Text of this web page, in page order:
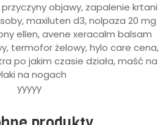
objawy, zapalenie krtani
maxiluten d3, nolpaza 20 mg
ellen, avene xeracalm balsam
termofor żelowy, hylo care cena,
po jakim czasie działa, maść na
na nogach
yyyyy